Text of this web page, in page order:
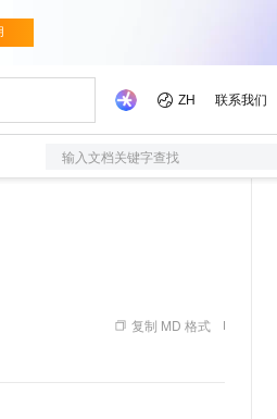
输入文档关键字查找
复制 MD 格式